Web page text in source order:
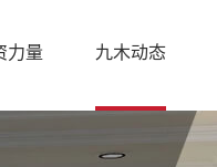
力量 九木动态